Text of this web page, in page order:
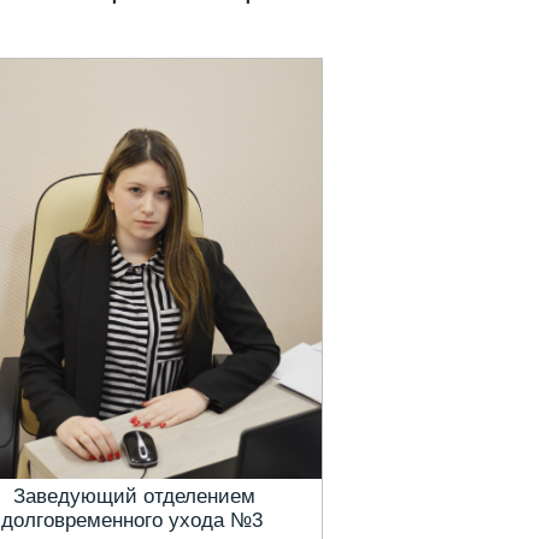
Заведующий отделением
долговременного ухода №3